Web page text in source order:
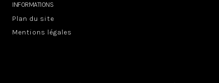
INFORMATIONS
Plan du site
Mentions légales